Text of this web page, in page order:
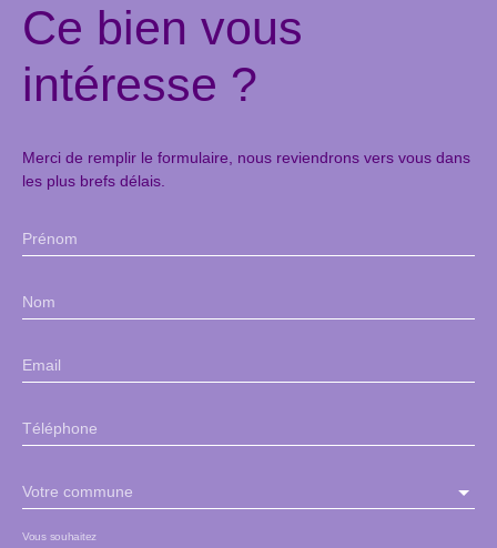
Ce bien vous
intéresse ?
Merci de remplir le formulaire, nous reviendrons vers vous dans
les plus brefs délais.
Prénom
Nom
Email
Téléphone
Votre commune
Vous souhaitez